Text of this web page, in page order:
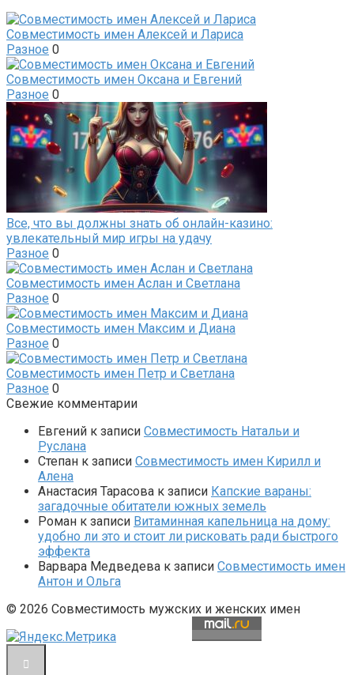
Совместимость имен Алексей и Лариса
Разное 0
Совместимость имен Оксана и Евгений
Разное 0
Все, что вы должны знать об онлайн-казино:
увлекательный мир игры на удачу
Разное 0
Совместимость имен Аслан и Светлана
Разное 0
Совместимость имен Максим и Диана
Разное 0
Совместимость имен Петр и Светлана
Разное 0
Свежие комментарии
Евгений к записи Совместимость Натальи и
Руслана
Степан к записи Совместимость имен Кирилл и
Алена
Анастасия Тарасова к записи Капские вараны:
загадочные обитатели южных земель
Роман к записи Витаминная капельница на дому:
удобно ли это и стоит ли рисковать ради быстрого
эффекта
Варвара Медведева к записи Совместимость имен
Антон и Ольга
© 2026 Совместимость мужских и женских имен